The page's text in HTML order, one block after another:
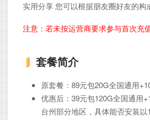
实用分享 您可以根据朋友圈好友的
注意：若未按运营商要求参与首次充
套餐简介
原套餐：89元包20G全国通用
优惠后：39元包120G全国通用
台州部分地区，具体能否安装以